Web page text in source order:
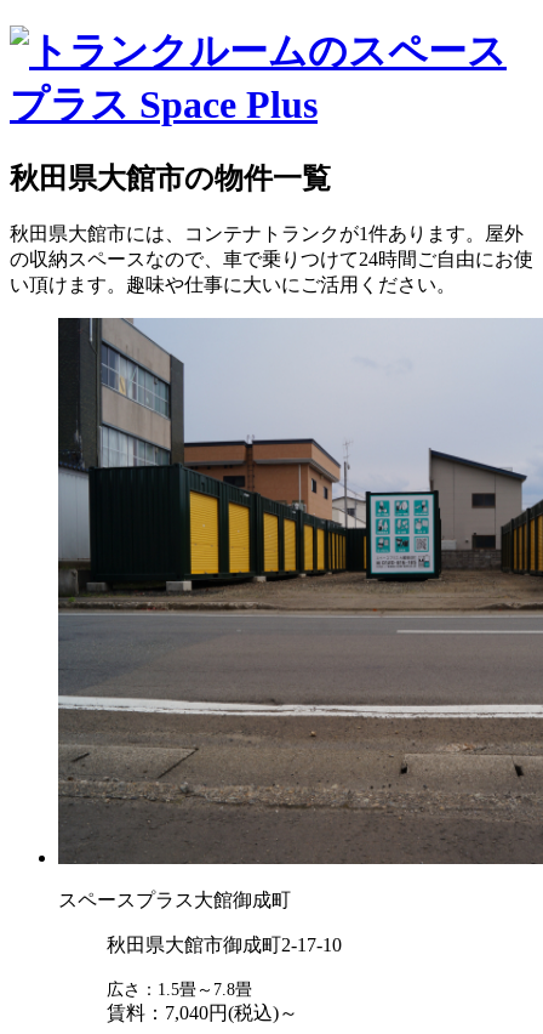
秋田県大館市の物件一覧
秋田県大館市には、コンテナトランクが1件あります。屋外
の収納スペースなので、車で乗りつけて24時間ご自由にお使
い頂けます。趣味や仕事に大いにご活用ください。
スペースプラス大館御成町
秋田県大館市御成町2-17-10
広さ：1.5畳～7.8畳
賃料：7,040円(税込)～